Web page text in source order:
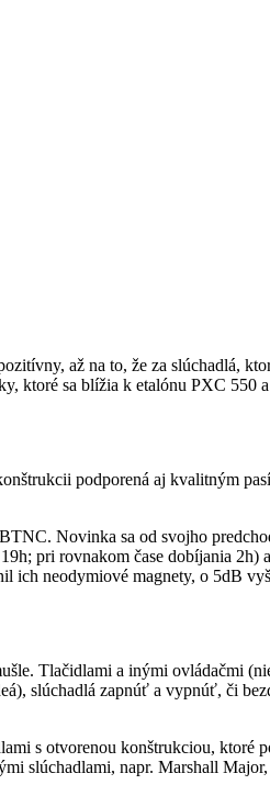
až na to, že za slúchadlá,
ktoré sa blížia k etalónu PXC 550
podporená aj kvalitným
Novinka sa od svojho
pri rovnakom čase dobíjania 2h)
ich neodymiové magnety, o 5dB
Tlačidlami a inými ovládačmi
slúchadlá zapnúť a vypnúť, či
s otvorenou konštrukciou, ktoré
slúchadlami, napr. Marshall